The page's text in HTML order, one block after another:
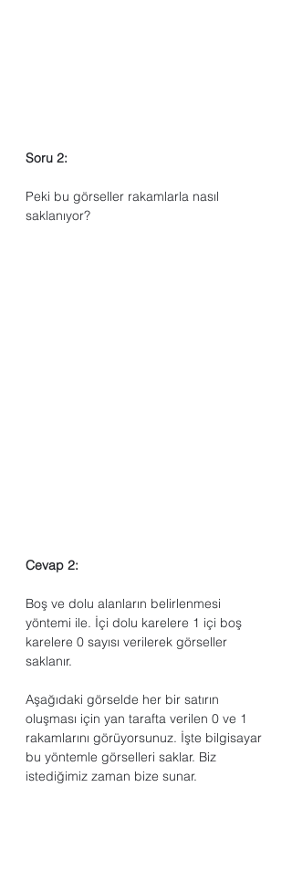
Soru 2:
Peki bu görseller rakamlarla nasıl
saklanıyor?
Cevap 2:
Boş ve dolu alanların belirlenmesi
yöntemi ile. İçi dolu karelere 1 içi boş
karelere 0 sayısı verilerek görseller
saklanır.
Aşağıdaki görselde her bir satırın
oluşması için yan tarafta verilen 0 ve 1
rakamlarını görüyorsunuz. İşte bilgisayar
bu yöntemle görselleri saklar. Biz
istediğimiz zaman bize sunar.